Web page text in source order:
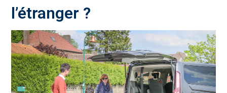
l’étranger ?